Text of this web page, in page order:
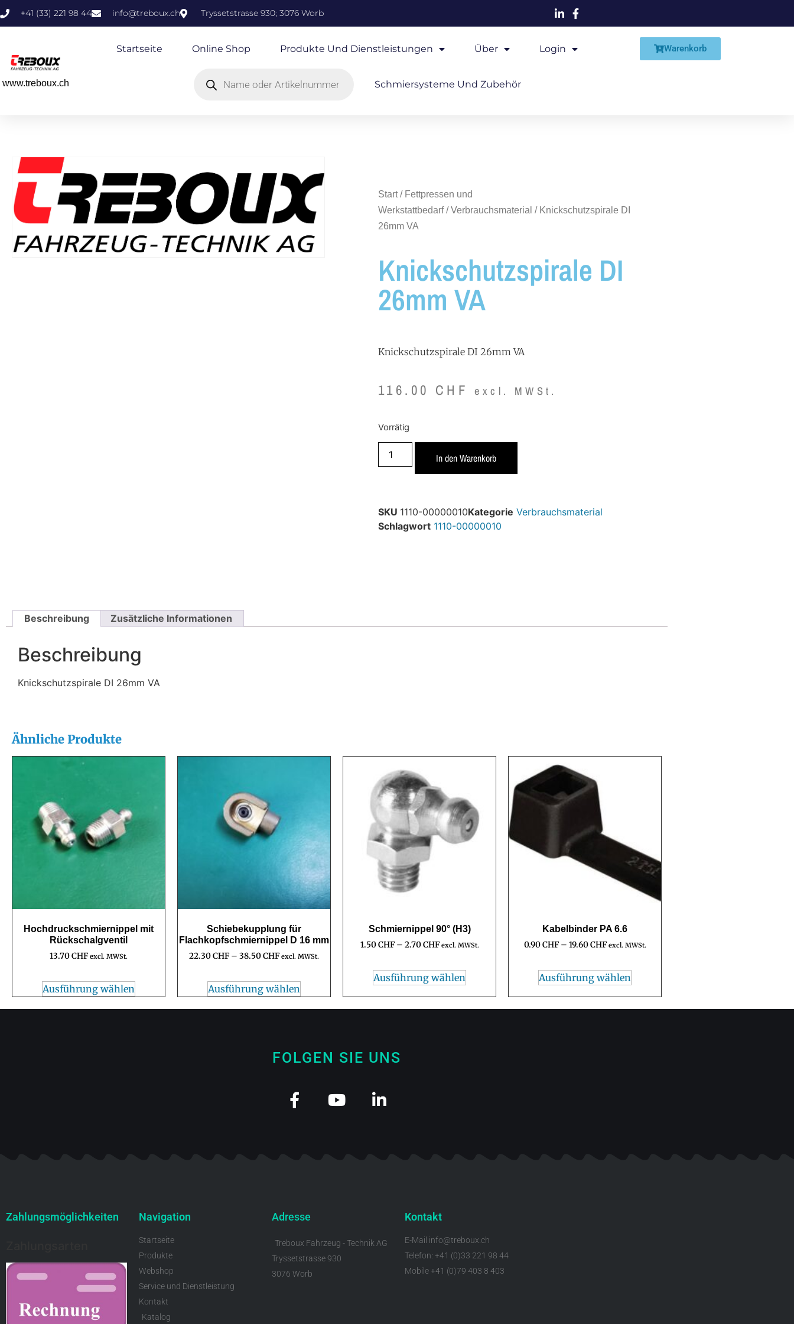
+41 (33) 221 98 44 info@treboux.ch Tryssetstrasse 930; 3076 Worb
www.treboux.ch
Startseite Online Shop Produkte Und Dienstleistungen Über Login
Schmiersysteme Und Zubehör
Shop
Warenkorb
Start/ Fettpressen und
Werkstattbedarf/Verbrauchsmaterial / Knickschutzspirale DI
26mm VA
Knickschutzspirale DI
26mm VA
Knickschutzspirale DI 26mm VA
116.00 CHF excl. MWSt.
Vorrätig
In den Warenkorb
SKU 1110-00000010Kategorie Verbrauchsmaterial
Schlagwort 1110-00000010
Beschreibung Zusätzliche Informationen
Beschreibung
Knickschutzspirale DI 26mm VA
Ähnliche Produkte
Hochdruckschmiernippel mit
Rückschalgventil
13.70CHF excl. MWSt.
Ausführung wählen
Schiebekupplung für
Flachkopfschmiernippel D 16 mm
22.30CHF – 38.50CHF excl. MWSt.
Ausführung wählen
Schmiernippel 90° (H3)
1.50CHF – 2.70CHF excl. MWSt.
Ausführung wählen
Kabelbinder PA 6.6
0.90CHF – 19.60CHF excl. MWSt.
Ausführung wählen
FOLGEN SIE UNS
Zahlungsmöglichkeiten Navigation
Startseite
Produkte
Webshop
Service und Dienstleistung
Kontakt
Katalog
Adresse
Treboux Fahrzeug - Technik AG
Tryssetstrasse 930
3076 Worb
Kontakt
E-Mail info@treboux.ch
Telefon: +41 (0)33 221 98 44
Mobile +41 (0)79 403 8 403